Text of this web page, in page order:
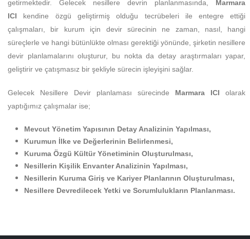
getirmektedir. Gelecek nesillere devrin planlanmasında, Marmara
ICI kendine özgü geliştirmiş olduğu tecrübeleri ile entegre ettiği
çalışmaları, bir kurum için devir sürecinin ne zaman, nasıl, hangi
süreçlerle ve hangi bütünlükte olması gerektiği yönünde, şirketin nesillere
devir planlamalarını oluşturur, bu nokta da detay araştırmaları yapar,
geliştirir ve çatışmasız bir şekliyle sürecin işleyişini sağlar.
Gelecek Nesillere Devir planlaması sürecinde Marmara ICI olarak
yaptığımız çalışmalar ise;
Mevcut Yönetim Yapısının Detay Analizinin Yapılması,
Kurumun İlke ve Değerlerinin Belirlenmesi,
Kuruma Özgü Kültür Yönetiminin Oluşturulması,
Nesillerin Kişilik Envanter Analizinin Yapılması,
Nesillerin Kuruma Giriş ve Kariyer Planlarının Oluşturulması,
Nesillere Devredilecek Yetki ve Sorumlulukların Planlanması.